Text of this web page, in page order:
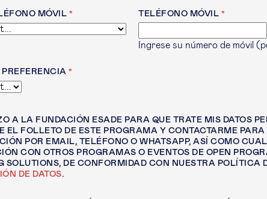
MÓVIL TELÉFONO MÓVIL
Ingrese su número de móvil
A LA FUNDACIÓN ESADE PARA QUE TRATE MIS DATOS
EL FOLLETO DE ESTE PROGRAMA Y CONTACTARME
POR EMAIL, TELÉFONO O WHATSAPP, ASÍ COMO
CON OTROS PROGRAMAS O EVENTOS DE OPEN
SOLUTIONS, DE CONFORMIDAD CON NUESTRA POLÍTICA
DE DATOS.